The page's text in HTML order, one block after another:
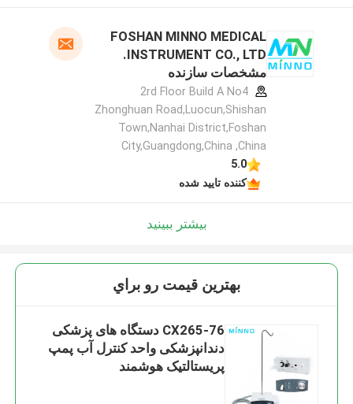
FOSHAN MINNO MEDICAL
INSTRUMENT CO., LTD.
مشخصات سازنده
2rd Floor Build A No4
Zhonghuan Road,Luocun,Shishan
Town,Nanhai District,Foshan
City,Guangdong,China ,China
5.0
کننده تایید شده
بیشتر ببینید
بهترين قيمت رو براي
CX265-76 دستگاه های پزشکی
دندانپزشکی واحد کنترل آب پمپ
پریستالتیک هوشمند